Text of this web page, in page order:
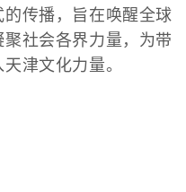
传播，旨在唤醒全球
社会各界力量，为带
津文化力量。